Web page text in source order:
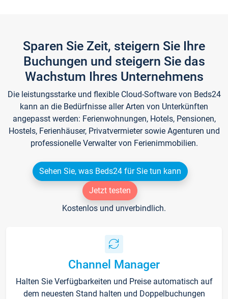
Sparen Sie Zeit, steigern Sie Ihre
Buchungen und steigern Sie das
Wachstum Ihres Unternehmens
Die leistungsstarke und flexible Cloud-Software von Beds24
kann an die Bedürfnisse aller Arten von Unterkünften
angepasst werden: Ferienwohnungen, Hotels, Pensionen,
Hostels, Ferienhäuser, Privatvermieter sowie Agenturen und
professionelle Verwalter von Ferienimmobilien.
Sehen Sie, was Beds24 für Sie tun kann
Jetzt testen
Kostenlos und unverbindlich.
Channel Manager
Halten Sie Verfügbarkeiten und Preise automatisch auf
dem neuesten Stand halten und Doppelbuchungen